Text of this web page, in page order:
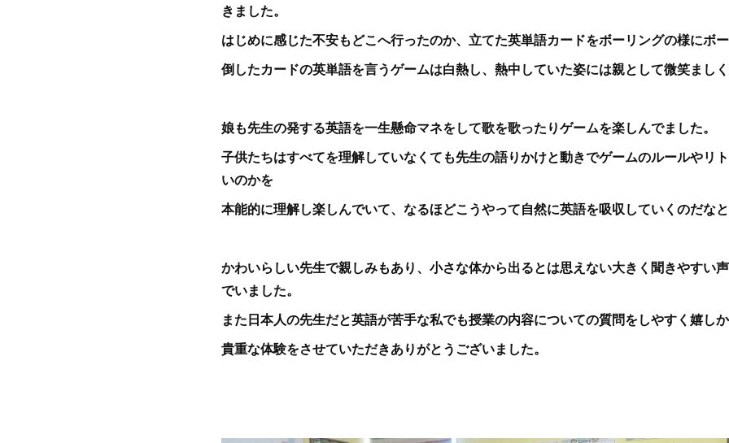
きました。
はじめに感じた不安もどこへ行ったのか、立てた英単語カードをボーリングの様にボー
倒したカードの英単語を言うゲームは白熱し、熱中していた姿には親として微笑ましく
娘も先生の発する英語を一生懸命マネをして歌を歌ったりゲームを楽しんでました。
子供たちはすべてを理解していなくても先生の語りかけと動きでゲームのルールやリ
いのかを
本能的に理解し楽しんでいて、なるほどこうやって自然に英語を吸収していくのだなと
かわいらしい先生で親しみもあり、小さな体から出るとは思えない大きく聞きやすい
でいました。
また日本人の先生だと英語が苦手な私でも授業の内容についての質問をしやすく嬉しか
貴重な体験をさせていただきありがとうございました。